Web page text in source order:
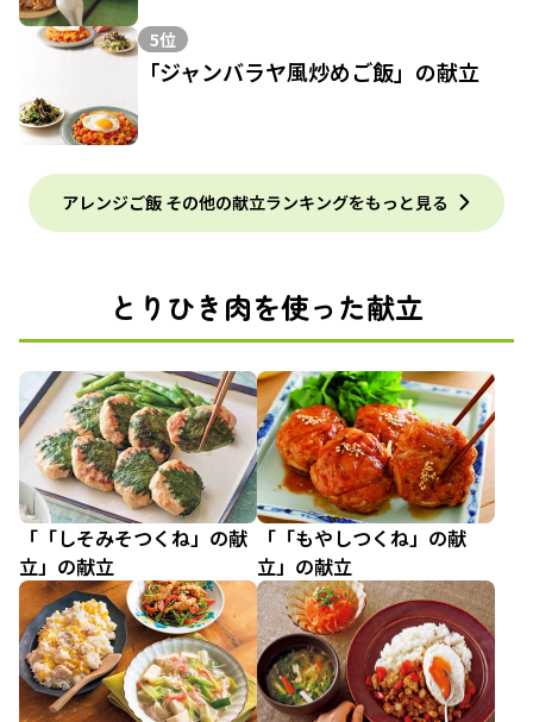
5位
「ジャンバラヤ風炒めご飯」の献立
アレンジご飯 その他の献立ランキングをもっと見る
とりひき肉を使った献立
「「しそみそつくね」の献
立」の献立
「「もやしつくね」の献
立」の献立